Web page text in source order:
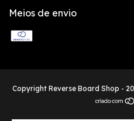
Meios de envio
Copyright Reverse Board Shop -